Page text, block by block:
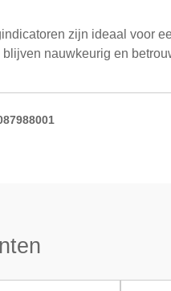
zijn ideaal voor
nauwkeurig en